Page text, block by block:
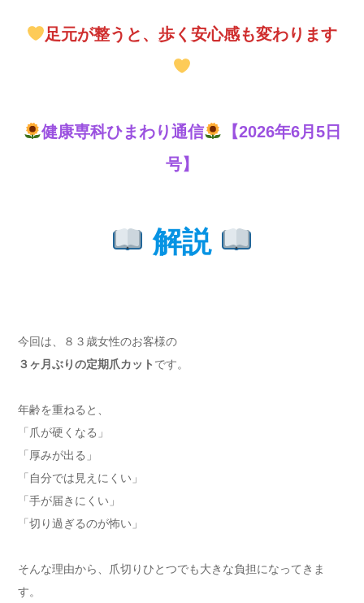
足元が整うと、歩く安心感も変わります
健康専科ひまわり通信
【2026年6月5日
号】
解説
今回は、８３歳女性のお客様の
３ヶ月ぶりの定期爪カット です。
年齢を重ねると、
「爪が硬くなる」
「厚みが出る」
「自分では見えにくい」
「手が届きにくい」
「切り過ぎるのが怖い」
そんな理由から、爪切りひとつでも大きな負担になってきま
す。